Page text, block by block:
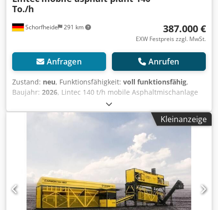
Schorfheide 291 km
To./h
387.000 €
EXW Festpreis zzgl. MwSt.
Anfragen Anrufen
Zustand: neu, Funktionsfähigkeit: voll funktionsfähig,
Baujahr: 2026, Lintec 140 t/h mobile Asphaltmischanlage
Dcedpoyi Hmbjfx Antek - Baujahr: Neu - Kapazität: 140 t/h -
Kaltzuführung: 3 x 6 m³ - Trockentrommel -
Schleppförderer zum Beladen der LKW - Staubabscheider:
Trockensystem mit Nomex-Schlauchfiltern; Filterfläche: 370
m² - Mischer: Gehäuse aus Kohlenstoffstahlblech,
beheizter Schrank mit Thermoöl, verschleißfester
Innenbeschichtung, Dichtkappen und
Inspektionsöffnungen - Kontrollraum mit vollautomatischer
Software und manuellem Mischpult - Mobiler Tank: 60.000
l (40.000 l Bitumen / 20.000 l Kraftstoff) gegen Aufpreis
erhältlich
Kleinanzeige